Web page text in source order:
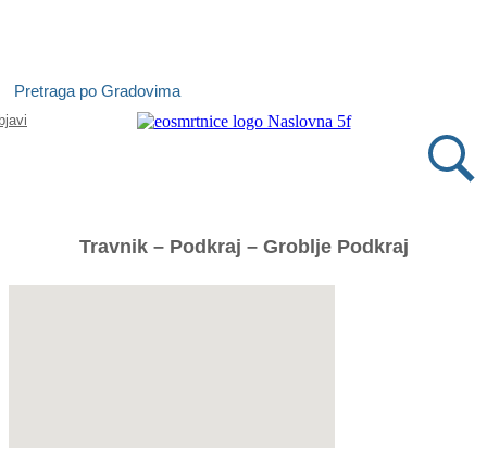
Otvori
Pretraga po Gradovima
Travnik – Podkraj – Groblje Podkraj